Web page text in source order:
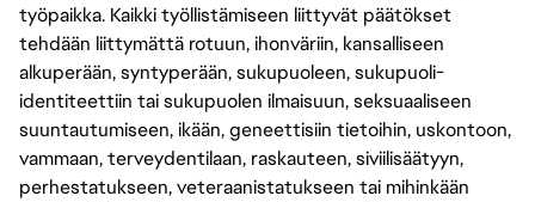
työpaikka. Kaikki työllistämiseen liittyvät päätökset
tehdään liittymättä rotuun, ihonväriin, kansalliseen
alkuperään, syntyperään, sukupuoleen, sukupuoli-
identiteettiin tai sukupuolen ilmaisuun, seksuaaliseen
suuntautumiseen, ikään, geneettisiin tietoihin, uskontoon,
vammaan, terveydentilaan, raskauteen, siviilisäätyyn,
perhestatukseen, veteraanistatukseen tai mihinkään